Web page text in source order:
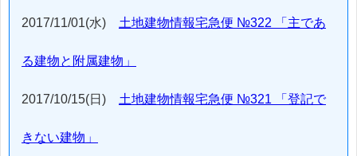
2017/11/01(水) 土地建物情報宅急便 №322 「主であ
る建物と附属建物」
2017/10/15(日) 土地建物情報宅急便 №321 「登記で
きない建物」